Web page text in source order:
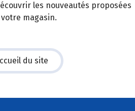
les nouveautés proposées
magasin.
du site